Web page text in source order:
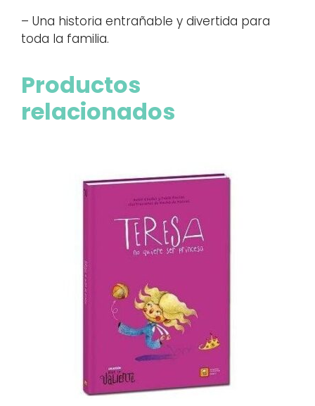
– Una historia entrañable y divertida para
toda la familia.
Productos
relacionados